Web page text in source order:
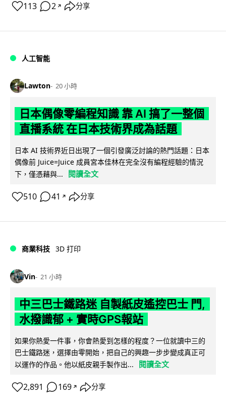
113 2 ↗ 分享
人工智能
Lawton 20 小時
日本偶像零編程知識 靠 AI 搞了一整個
直播系統 在日本技術界成為話題
日本 AI 技術界近日出現了一個引發廣泛討論的熱門話題：日本
偶像前 Juice=Juice 成員宮本佳林在完全沒有編程經驗的情況
下，僅憑藉與...
閱讀全文
510 41 ↗ 分享
商業科技 3D 打印
Vin 21 小時
中三巴士鐵路迷 自製紙皮遙控巴士 門,
水撥識郁 + 實時GPS報站
如果你熱愛一件事，你會熱愛到怎樣的程度？一位就讀中三的
巴士鐵路迷，選擇由零開始，把自己的興趣一步步變成真正可
以運作的作品。他以紙皮親手製作出...
閱讀全文
2,891 169 ↗ 分享